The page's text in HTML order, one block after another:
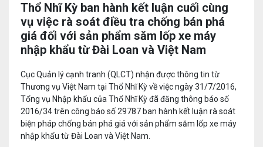
Thổ Nhĩ Kỳ ban hành kết luận cuối cùng
vụ việc rà soát điều tra chống bán phá
giá đối với sản phẩm săm lốp xe máy
nhập khẩu từ Đài Loan và Việt Nam
Cục Quản lý cạnh tranh (QLCT) nhận được thông tin từ
Thương vụ Việt Nam tại Thổ Nhĩ Kỳ về việc ngày 31/7/2016,
Tổng vụ Nhập khẩu của Thổ Nhĩ Kỳ đã đăng thông báo số
2016/34 trên công báo số 29787 ban hành kết luận rà soát
biện pháp chống bán phá giá với sản phẩm săm lốp xe máy
nhập khẩu từ Đài Loan và Việt Nam.